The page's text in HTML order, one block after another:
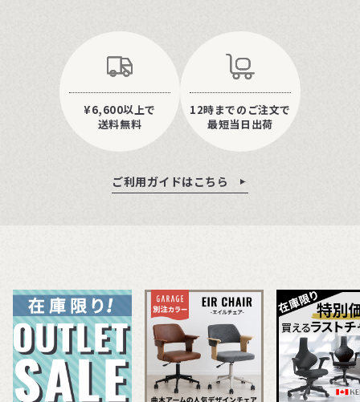
¥6,600以上で
送料無料
12時までのご注文で
最短当日出荷
ご利用ガイドはこちら